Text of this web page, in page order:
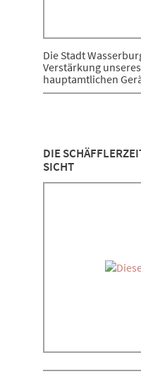
Die Stadt
Verstärkung
hauptamtlichen
Feuerwehren der
DIE
SICHT